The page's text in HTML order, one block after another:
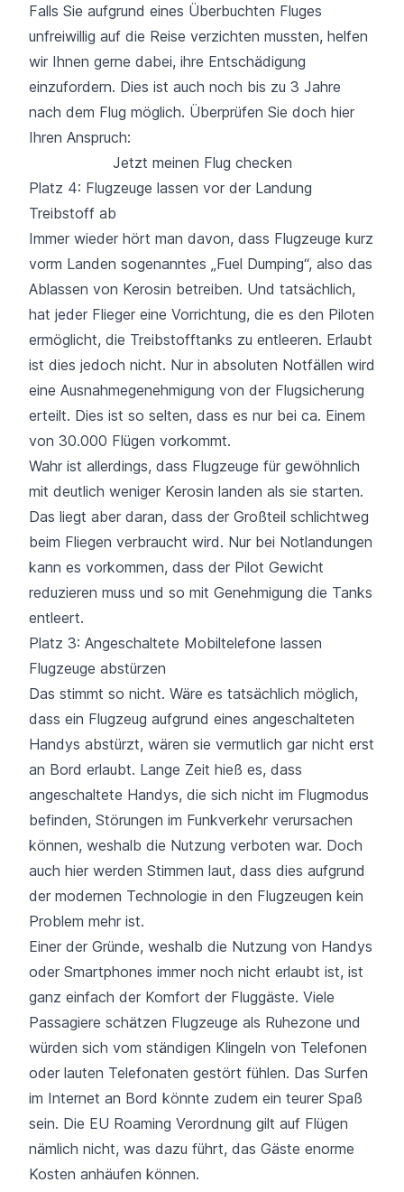
Falls Sie aufgrund eines Überbuchten Fluges
unfreiwillig auf die Reise verzichten mussten, helfen
wir Ihnen gerne dabei, ihre Entschädigung
einzufordern. Dies ist auch noch bis zu 3 Jahre
nach dem Flug möglich. Überprüfen Sie doch hier
Ihren Anspruch:
Jetzt meinen Flug checken
Platz 4: Flugzeuge lassen vor der Landung
Treibstoff ab
Immer wieder hört man davon, dass Flugzeuge kurz
vorm Landen sogenanntes „Fuel Dumping“, also das
Ablassen von Kerosin betreiben. Und tatsächlich,
hat jeder Flieger eine Vorrichtung, die es den Piloten
ermöglicht, die Treibstofftanks zu entleeren. Erlaubt
ist dies jedoch nicht. Nur in absoluten Notfällen wird
eine Ausnahmegenehmigung von der Flugsicherung
erteilt. Dies ist so selten, dass es nur bei ca. Einem
von 30.000 Flügen vorkommt.
Wahr ist allerdings, dass Flugzeuge für gewöhnlich
mit deutlich weniger Kerosin landen als sie starten.
Das liegt aber daran, dass der Großteil schlichtweg
beim Fliegen verbraucht wird. Nur bei Notlandungen
kann es vorkommen, dass der Pilot Gewicht
reduzieren muss und so mit Genehmigung die Tanks
entleert.
Platz 3: Angeschaltete Mobiltelefone lassen
Flugzeuge abstürzen
Das stimmt so nicht. Wäre es tatsächlich möglich,
dass ein Flugzeug aufgrund eines angeschalteten
Handys abstürzt, wären sie vermutlich gar nicht erst
an Bord erlaubt. Lange Zeit hieß es, dass
angeschaltete Handys, die sich nicht im Flugmodus
befinden, Störungen im Funkverkehr verursachen
können, weshalb die Nutzung verboten war. Doch
auch hier werden Stimmen laut, dass dies aufgrund
der modernen Technologie in den Flugzeugen kein
Problem mehr ist.
Einer der Gründe, weshalb die Nutzung von Handys
oder Smartphones immer noch nicht erlaubt ist, ist
ganz einfach der Komfort der Fluggäste. Viele
Passagiere schätzen Flugzeuge als Ruhezone und
würden sich vom ständigen Klingeln von Telefonen
oder lauten Telefonaten gestört fühlen. Das Surfen
im Internet an Bord könnte zudem ein teurer Spaß
sein. Die EU Roaming Verordnung gilt auf Flügen
nämlich nicht, was dazu führt, das Gäste enorme
Kosten anhäufen können.